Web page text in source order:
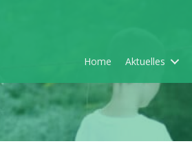
Home Aktuelles